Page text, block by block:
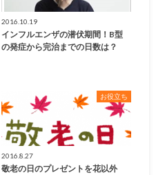
2016.10.19
インフルエンザの潜伏期間！B型
の発症から完治までの日数は？
お役立ち
2016.8.27
敬老の日のプレゼントを花以外